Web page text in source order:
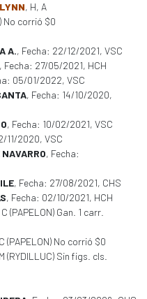
, H, A
No corrió $0
A., Fecha: 22/12/2021, VSC
, Fecha: 27/05/2021, HCH
05/01/2022, VSC
, Fecha: 14/10/2020,
, Fecha: 10/02/2021, VSC
11/2020, VSC
, Fecha:
, Fecha: 27/08/2021, CHS
, Fecha: 02/10/2021, HCH
(PAPELON) Gan. 1 carr.
(PAPELON) No corrió $0
(RYDILLUC) Sin figs. cls.